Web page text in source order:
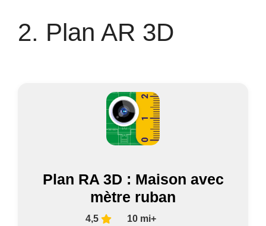
2. Plan AR 3D
Plan RA 3D : Maison avec
mètre ruban
4,5 10 mi+